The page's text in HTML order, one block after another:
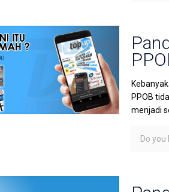
PPOB
menjadi
Do you